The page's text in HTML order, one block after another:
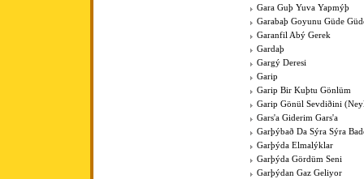
Gara Guþ Yuva Yapmýþ
Garabaþ Goyunu Güde
Garanfil Abý Gerek
Gardaþ
Gargý Deresi
Garip
Garip Bir Kuþtu Gönlüm
Garip Gönül Sevdiðini
Gars'a Giderim Gars'a
Garþýbað Da Sýra Sýra
Garþýda Elmalýklar
Garþýda Gördüm Seni
Garþýdan Gaz Geliyor